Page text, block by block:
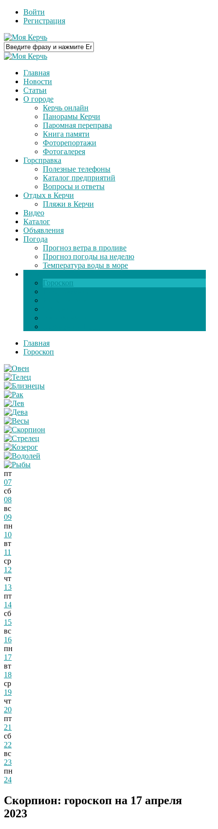
Войти
Регистрация
Главная
Новости
Статьи
О городе
Керчь онлайн
Панорамы Керчи
Паромная переправа
Книга памяти
Фоторепортажи
Фотогалерея
Горсправка
Полезные телефоны
Каталог предприятий
Вопросы и ответы
Отдых в Керчи
Пляжи в Керчи
Видео
Каталог
Объявления
Погода
Прогноз ветра в проливе
Прогноз погоды на неделю
Температура воды в море
Гороскоп
Главная
Гороскоп
пт
07
сб
08
вс
09
пн
10
вт
11
ср
12
чт
13
пт
14
сб
15
вс
16
пн
17
вт
18
ср
19
чт
20
пт
21
сб
22
вс
23
пн
24
Скорпион: гороскоп на 17 апреля
2023